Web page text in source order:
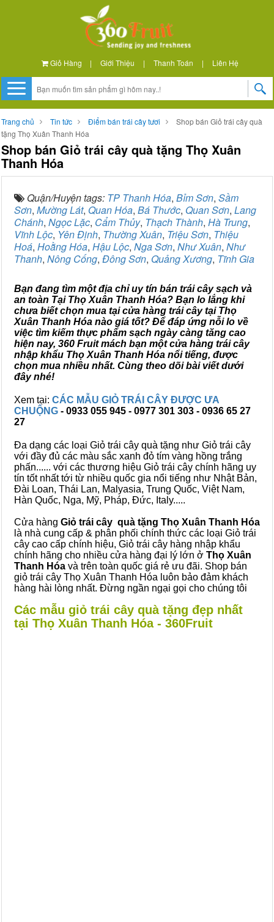
Giỏ Hàng | Giới Thiệu | Thanh Toán | Liên Hệ
Trang chủ Tin tức Điểm bán trái cây tươi
Shop bán Giỏ trái cây quà
tặng Thọ Xuân Thanh Hóa
Shop bán Giỏ trái cây quà tặng Thọ Xuân
Thanh Hóa
Quận/Huyện tags: TP Thanh Hóa, Bỉm Sơn, Sầm
Sơn, Mường Lát, Quan Hóa, Bá Thước, Quan Sơn, Lang
Chánh, Ngọc Lặc, Cẩm Thủy, Thạch Thành, Hà Trung,
Vĩnh Lộc, Yên Định, Thường Xuân, Triệu Sơn, Thiệu
Hoá, Hoằng Hóa, Hậu Lộc, Nga Sơn, Như Xuân, Như
Thanh, Nông Cống, Đông Sơn, Quảng Xương, Tĩnh Gia
Bạn đang tìm một địa chỉ uy tín bán trái cây sạch và
an toàn Tại Thọ Xuân Thanh Hóa? Bạn lo lắng khi
chưa biết chọn mua tại cửa hàng trái cây tại Thọ
Xuân Thanh Hóa nào giá tốt? Để đáp ứng nỗi lo về
việc tìm kiếm thực phẩm sạch ngày càng tăng cao
hiện nay, 360 Fruit mách bạn một cửa hàng trái cây
nhập khẩu Thọ Xuân Thanh Hóa nổi tiếng, được
chọn mua nhiều nhất. Cùng theo dõi bài viết dưới
đây nhé!
Xem tại: CÁC MẪU GIỎ TRÁI CÂY ĐƯỢC ƯA
CHUỘNG - 0933 055 945 - 0977 301 303 - 0936 65 27
27
Đa dạng các loại Giỏ trái cây quà tặng như Giỏ trái cây
với đầy đủ các màu sắc xanh đỏ tím vàng hồng trắng
phấn...... với các thương hiệu Giỏ trái cây chính hãng uy
tín tốt nhất tới từ nhiều quốc gia nổi tiếng như Nhật Bản,
Đài Loan, Thái Lan, Malyasia, Trung Quốc, Việt Nam,
Hàn Quốc, Nga, Mỹ, Pháp, Đức, Italy.....
Cửa hàng Giỏ trái cây quà tặng Thọ Xuân Thanh Hóa
là nhà cung cấp & phân phối chính thức các loại Giỏ trái
cây cao cấp chính hiệu, Giỏ trái cây hàng nhập khẩu
chính hãng cho nhiều cửa hàng đại lý lớn ở Thọ Xuân
Thanh Hóa và trên toàn quốc giá rẻ ưu đãi. Shop bán
giỏ trái cây Thọ Xuân Thanh Hóa luôn bảo đảm khách
hàng hài lòng nhất. Đừng ngần ngại gọi cho chúng tôi
Các mẫu giỏ trái cây quà tặng đẹp nhất
tại Thọ Xuân Thanh Hóa - 360Fruit